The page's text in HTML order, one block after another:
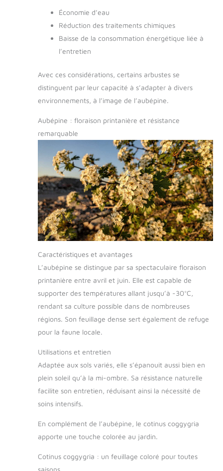
Économie d’eau
Réduction des traitements chimiques
Baisse de la consommation énergétique liée à
l’entretien
Avec ces considérations, certains arbustes se
distinguent par leur capacité à s’adapter à divers
environnements, à l’image de l’aubépine.
Aubépine : floraison printanière et résistance
remarquable
Caractéristiques et avantages
L’aubépine se distingue par sa spectaculaire floraison
printanière entre avril et juin. Elle est capable de
supporter des températures allant jusqu’à -30°C,
rendant sa culture possible dans de nombreuses
régions. Son feuillage dense sert également de refuge
pour la faune locale.
Utilisations et entretien
Adaptée aux sols variés, elle s’épanouit aussi bien en
plein soleil qu’à la mi-ombre. Sa résistance naturelle
facilite son entretien, réduisant ainsi la nécessité de
soins intensifs.
En complément de l’aubépine, le cotinus coggygria
apporte une touche colorée au jardin.
Cotinus coggygria : un feuillage coloré pour toutes
saisons